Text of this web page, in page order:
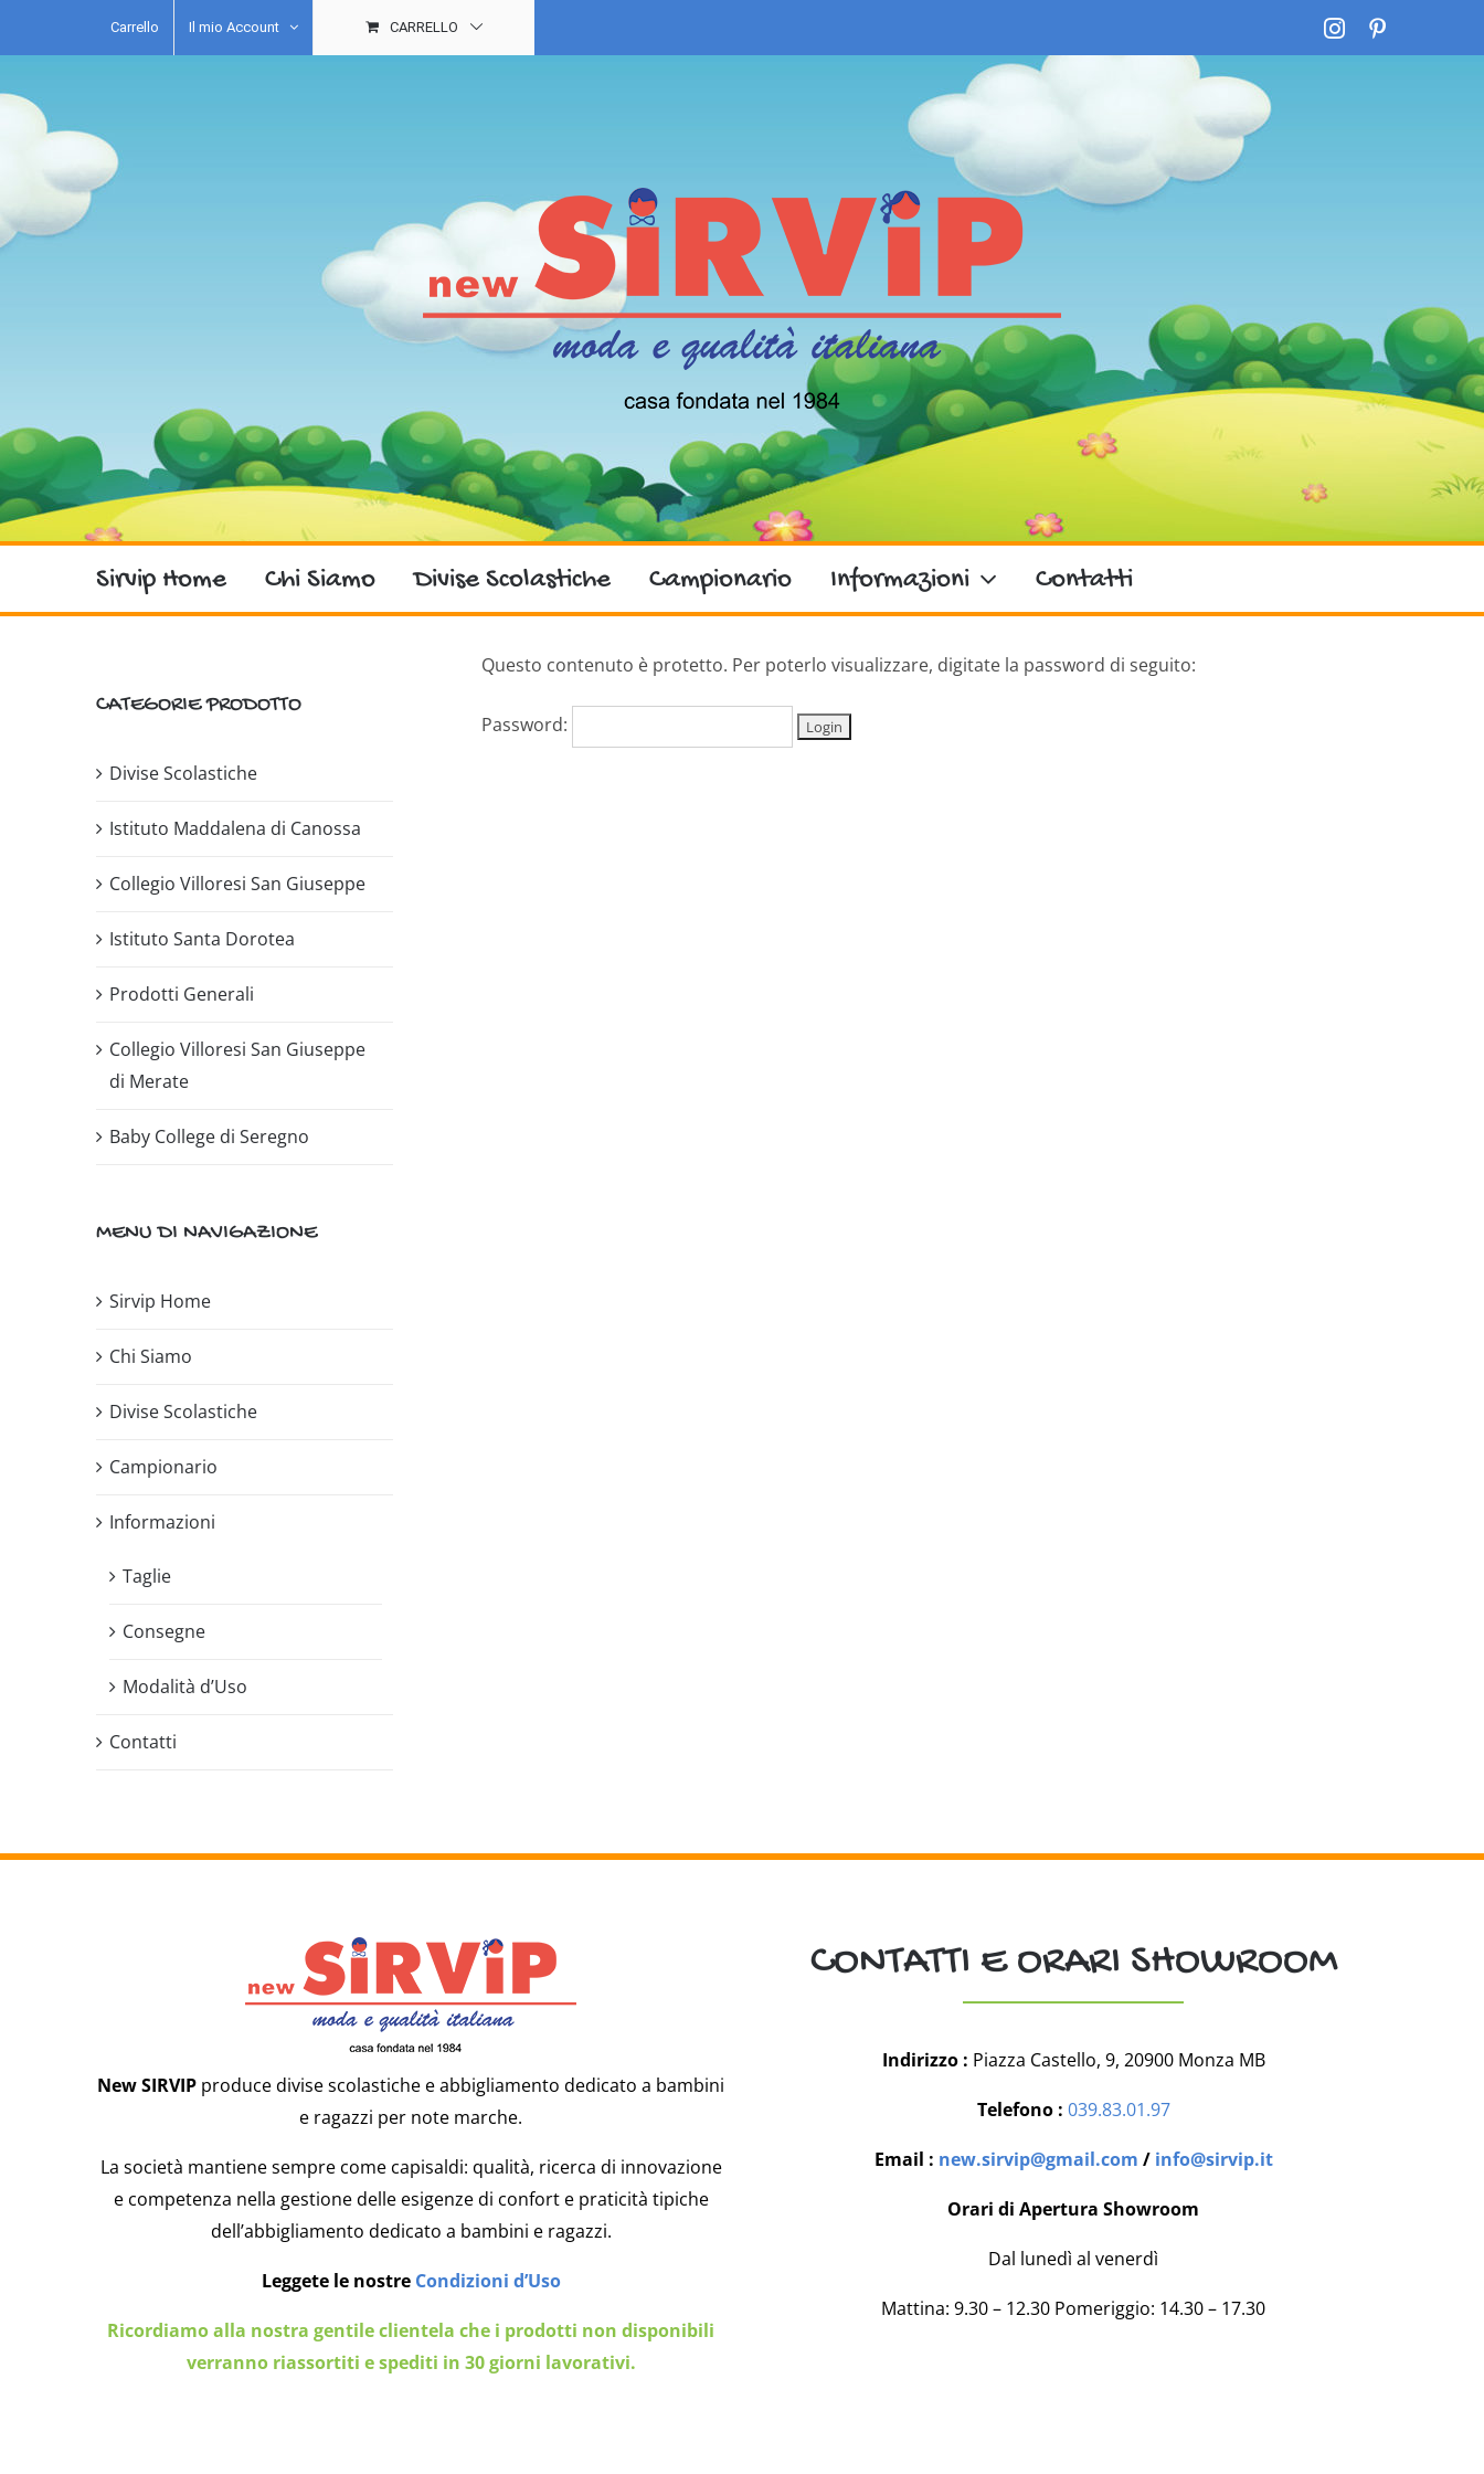
Carrello Il mio Account CARRELLO Instagram
Sirvip Home Chi Siamo Divise Scolastiche Campionario Informazioni Contatti
Questo contenuto è protetto. Per poterlo visualizzare, digitate la password di seguito:
Password:
CATEGORIE PRODOTTO
Divise Scolastiche
Istituto Maddalena di Canossa
Collegio Villoresi San Giuseppe
Istituto Santa Dorotea
Prodotti Generali
Collegio Villoresi San Giuseppe
di Merate
Baby College di Seregno
MENU DI NAVIGAZIONE
Sirvip Home
Chi Siamo
Divise Scolastiche
Campionario
Informazioni
Taglie
Consegne
Modalità d’Uso
Contatti
New SIRVIP produce divise scolastiche e abbigliamento dedicato a bambini
e ragazzi per note marche.
La società mantiene sempre come capisaldi: qualità, ricerca di innovazione
e competenza nella gestione delle esigenze di confort e praticità tipiche
dell’abbigliamento dedicato a bambini e ragazzi.
Leggete le nostreCondizioni d’Uso
Ricordiamo alla nostra gentile clientela che i prodotti non disponibili
verranno riassortiti e spediti in 30 giorni lavorativi.
CONTATTI E ORARI SHOWROOM
Indirizzo : Piazza Castello, 9, 20900 Monza MB
Telefono : 039.83.01.97
Email : new.sirvip@gmail.com / info@sirvip.it
Orari di Apertura Showroom
Dal lunedì al venerdì
Mattina: 9.30 – 12.30 Pomeriggio: 14.30 – 17.30